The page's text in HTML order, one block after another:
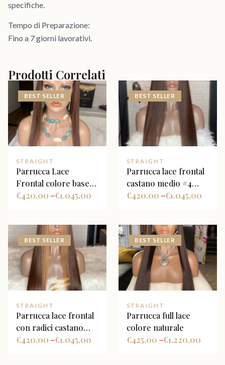
specifiche.
Tempo di Preparazione:
Fino a 7 giorni lavorativi.
Prodotti Correlati
BEST SELLER
STRAIGHT
Parrucca Lace
Frontal colore base
castano scuro con
420,00
€ – 1.045,00
€
BEST SELLER
STRAIGHT
Parrucca lace frontal
castano medio #4
liscia
420,00
€ – 1.045,00
€
BEST SELLER
STRAIGHT
Parrucca lace frontal
con radici castano
medio sfumate in
420,00
€ – 1.045,00
€
BEST SELLER
STRAIGHT
Parrucca full lace
colore naturale
425,00
€ – 1.220,00
€